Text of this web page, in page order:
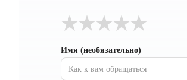
★
★
★
★
★
Имя (необязательно)